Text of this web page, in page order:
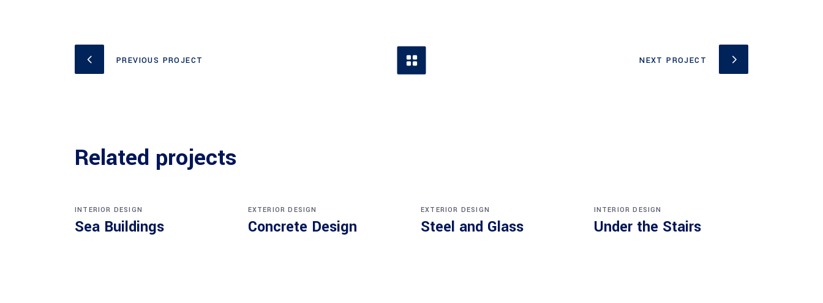
PREVIOUS PROJECT NEXT PROJECT
Related projects
INTERIOR DESIGN
Sea Buildings
EXTERIOR DESIGN
Concrete Design
EXTERIOR DESIGN
Steel and Glass
INTERIOR DESIGN
Under the Stairs